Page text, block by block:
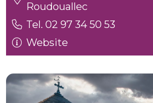
Roudouallec
Tel. 02 97 34 50 53
Website